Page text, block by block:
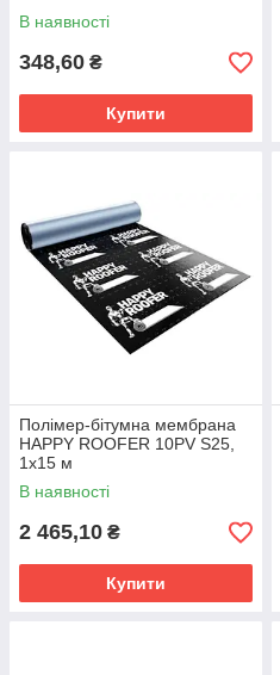
В наявності
348,60 ₴
Купити
Полімер-бітумна мембрана
HAPPY ROOFER 10PV S25,
1х15 м
В наявності
2 465,10 ₴
Купити